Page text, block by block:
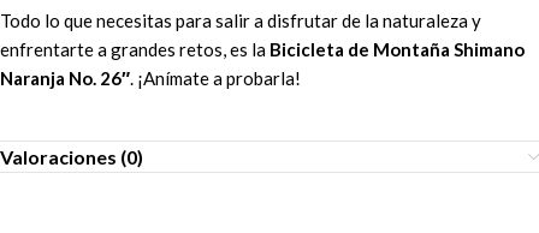
Todo lo que necesitas para salir a disfrutar de la naturaleza y
enfrentarte a grandes retos, es la Bicicleta de Montaña Shimano
Naranja No. 26″. ¡Anímate a probarla!
Valoraciones (0)